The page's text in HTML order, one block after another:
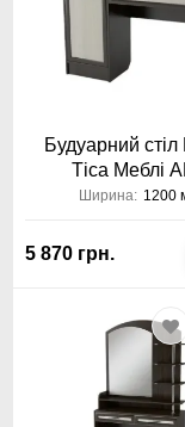
Будуарний
Тіса Меблі
Ширина: 1200
5 870 грн.